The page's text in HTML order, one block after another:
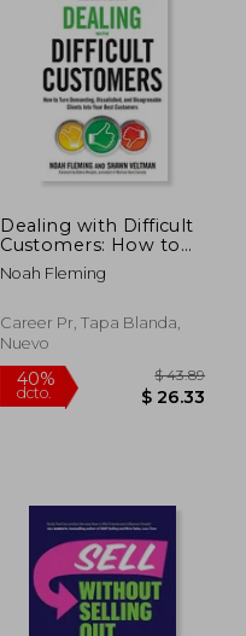
40%
dcto.
Dealing with Difficult
Customers: How to
Turn Demanding,
Dissatisfied, and
Into Your Best
Customers
Noah Fleming
Career Pr, Tapa Blanda,
Nuevo